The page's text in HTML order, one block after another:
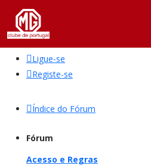
QUEM
SOMOS
Ligue-se
Registe-se
Índice do Fórum
Fórum
Acesso e Regras